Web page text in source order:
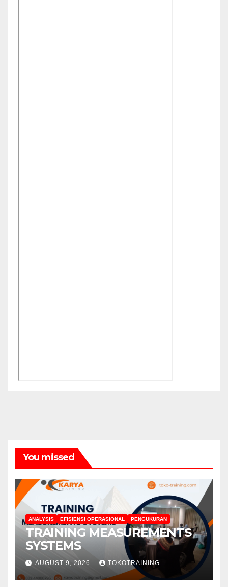
You missed
ANALYSIS EFISIENSI OPERASIONAL PENGUKURAN
TRAINING MEASUREMENTS
SYSTEMS
AUGUST 9, 2026 TOKOTRAINING